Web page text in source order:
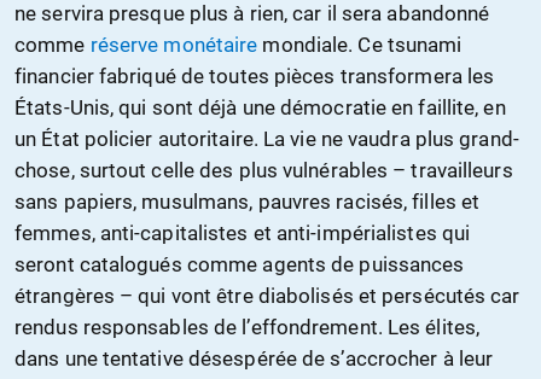
ne servira presque plus à rien, car il sera abandonné
comme réserve monétaire mondiale. Ce tsunami
financier fabriqué de toutes pièces transformera les
États-Unis, qui sont déjà une démocratie en faillite, en
un État policier autoritaire. La vie ne vaudra plus grand-
chose, surtout celle des plus vulnérables – travailleurs
sans papiers, musulmans, pauvres racisés, filles et
femmes, anti-capitalistes et anti-impérialistes qui
seront catalogués comme agents de puissances
étrangères – qui vont être diabolisés et persécutés car
rendus responsables de l’effondrement. Les élites,
dans une tentative désespérée de s’accrocher à leur